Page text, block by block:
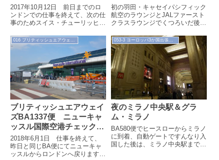
ス搭乗記（2017.10.12）
2017年10月12日 前日までのロ
ンドンでの仕事を終えて、次の仕
事のためスイス・チューリッヒ
クラス搭乗記
（2019.11.25）
初の羽田・キャセイパシフィック
航空のラウンジとJALファースト
クラスラウンジでくつろいだ後
で行く、ロンドンまでの約12時
間のフライ...
016 ブリティッシュエアウェイズ
ブリティッシュエアウェイ
ズBA1337便 ニューキャ
ッスル国際空港チェックイ
ン＆BAラウンジ
（2018.6.6）
2018年6月1日 仕事を終えて、
昨日と同じBA便にてニューキャ
ッスルからロンドンへ戻ります。
053-3 ヨーロッパ3か国出張記（'19.11～12）
夜のミラノ中央駅＆グラ
ム・ミラノ
BA580便でヒースローからミラノ
に到着、自動ゲートですんなり入
国した後は、ミラノ中央駅までバ